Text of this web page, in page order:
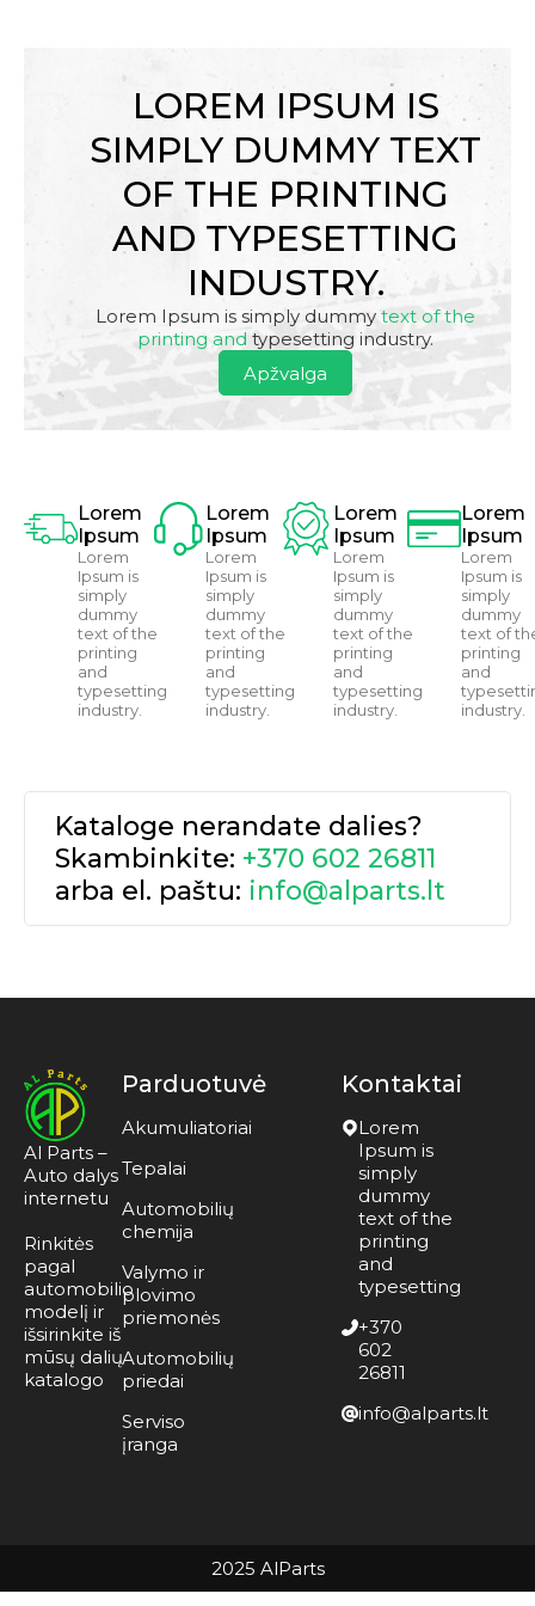
LOREM IPSUM IS
SIMPLY DUMMY TEXT
OF THE PRINTING
AND TYPESETTING
INDUSTRY.
Lorem Ipsum is simply dummy text of the
printing and typesetting industry.
Apžvalga
Lorem
Ipsum
Lorem
Ipsum is
simply
dummy
text of the
printing
and
typesetting
industry.
Lorem
Ipsum
Lorem
Ipsum is
simply
dummy
text of the
printing
and
typesetting
industry.
Lorem
Ipsum
Lorem
Ipsum is
simply
dummy
text of the
printing
and
typesetting
industry.
Lorem
Ipsum
Lorem
Ipsum is
simply
dummy
text of
printing
and
industry.
Kataloge nerandate dalies?
Skambinkite: +370 602 26811
arba el. paštu: info@alparts.lt
Al Parts –
Auto dalys
internetu
Rinkitės
pagal
automobilio
modelį ir
išsirinkite iš
mūsų dalių
katalogo
Parduotuvė
Akumuliatoriai
Tepalai
Automobilių
chemija
Valymo ir
plovimo
priemonės
Automobilių
priedai
Serviso
įranga
Kontaktai
Lorem
Ipsum is
simply
dummy
text of the
printing
and
typesetting
+370
602
26811
info@alparts.lt
2025 AlParts